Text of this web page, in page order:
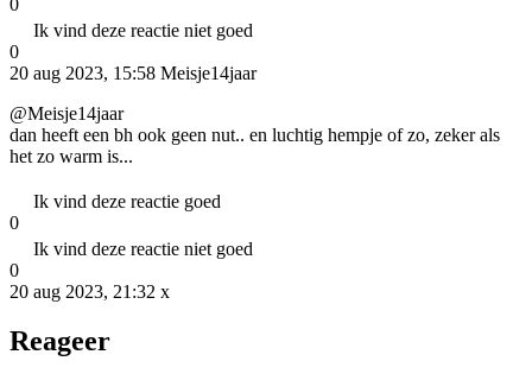
Ik vind deze reactie niet goed
0
20 aug 2023, 15:58 Meisje14jaar
@Meisje14jaar
dan heeft een bh ook geen nut.. en luchtig hempje of zo, zeker als
het zo warm is...
Ik vind deze reactie goed
0
Ik vind deze reactie niet goed
0
20 aug 2023, 21:32 x
Reageer